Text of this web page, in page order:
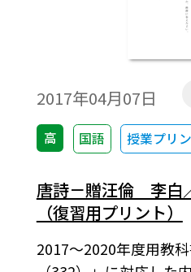
2017年04月07日
高 国語 授業プリ
唐詩－贈汪倫 李白
（復習用プリント）
2017～2020年度用教